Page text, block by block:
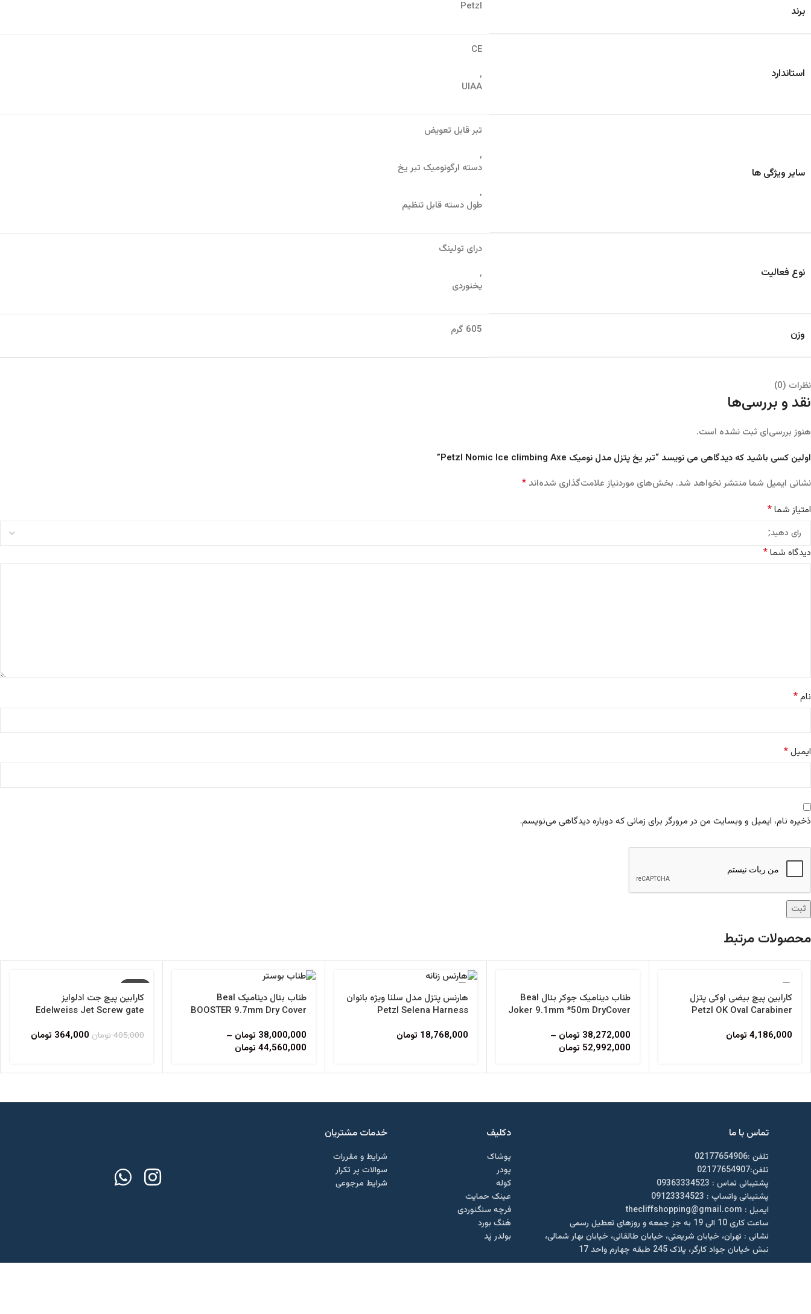
برند Petzl
استاندارد
CE
,
UIAA
سایر ویژگی ها
تبر قابل تعویض
,
دسته ارگونومیک تبر یخ
,
طول دسته قابل تنظیم
نوع فعالیت
درای تولینگ
,
یخنوردی
وزن 605 گرم
نظرات (0)
نقد و بررسی‌ها
هنوز بررسی‌ای ثبت نشده است.
اولین کسی باشید که دیدگاهی می نویسد “تبر یخ پتزل مدل نومیک Petzl Nomic Ice climbing Axe”
نشانی ایمیل شما منتشر نخواهد شد. بخش‌های موردنیاز علامت‌گذاری شده‌اند *
امتیاز شما*
دیدگاه شما*
نام*
ایمیل*
ذخیره نام، ایمیل و وبسایت من در مرورگر برای زمانی که دوباره دیدگاهی می‌نویسم.
محصولات مرتبط
کارابین پیچ بیضی اوکی پتزل
Petzl OK Oval Carabiner
4,186,000 تومان
طناب دینامیک جوکر بئال Beal
Joker 9.1mm *50m DryCover
38,272,000 تومان –
52,992,000 تومان
هارنس پتزل مدل سلنا ویژه بانوان
Petzl Selena Harness
18,768,000 تومان
طناب بئال دینامیک Beal
BOOSTER 9.7mm Dry Cover
38,000,000 تومان –
44,560,000 تومان
-10%
فروخته شده
کارابین پیچ جت ادلوایز
Edelweiss Jet Screw gate
405,000تومان 364,000 تومان
تماس با ما
تلفن :02177654906
تلفن:02177654907
پشتیبانی تماس : 09363334523
پشتیبانی واتساپ : 09123334523
ايميل : thecliffshopping@gmail.com
ساعت کاری 10 الی 19 به جز جمعه و روزهای تعطیل رسمی
نشانی : تهران، خیابان شریعتی، خیابان طالقانی، خیابان بهار شمالی،
نبش خیابان جواد کارگر، پلاک 245 طبقه چهارم واحد 17
دکلیف​
پوشاک
پودر
کوله
عینک حمایت
فرچه سنگنوردی
هَنگ بورد
بولدر پَد
خدمات مشتریان
شرایط و مقررات
سوالات پر تکرار
شرایط مرجوعی